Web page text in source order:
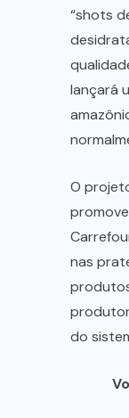
“shots
lançará
O
nas
do